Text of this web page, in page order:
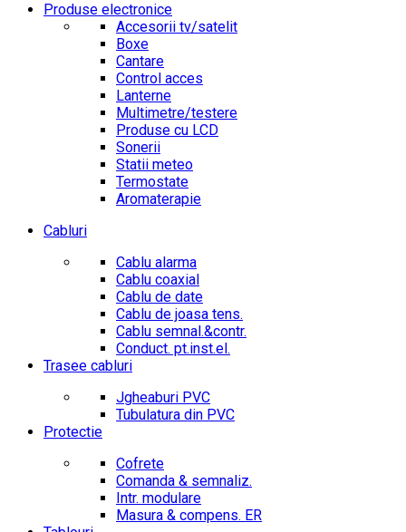
Produse electronice
Accesorii tv/satelit
Boxe
Cantare
Control acces
Lanterne
Multimetre/testere
Produse cu LCD
Sonerii
Statii meteo
Termostate
Aromaterapie
Cabluri
Cablu alarma
Cablu coaxial
Cablu de date
Cablu de joasa tens.
Cablu semnal.&contr.
Conduct. pt.inst.el.
Trasee cabluri
Jgheaburi PVC
Tubulatura din PVC
Protectie
Cofrete
Comanda & semnaliz.
Intr. modulare
Masura & compens. ER